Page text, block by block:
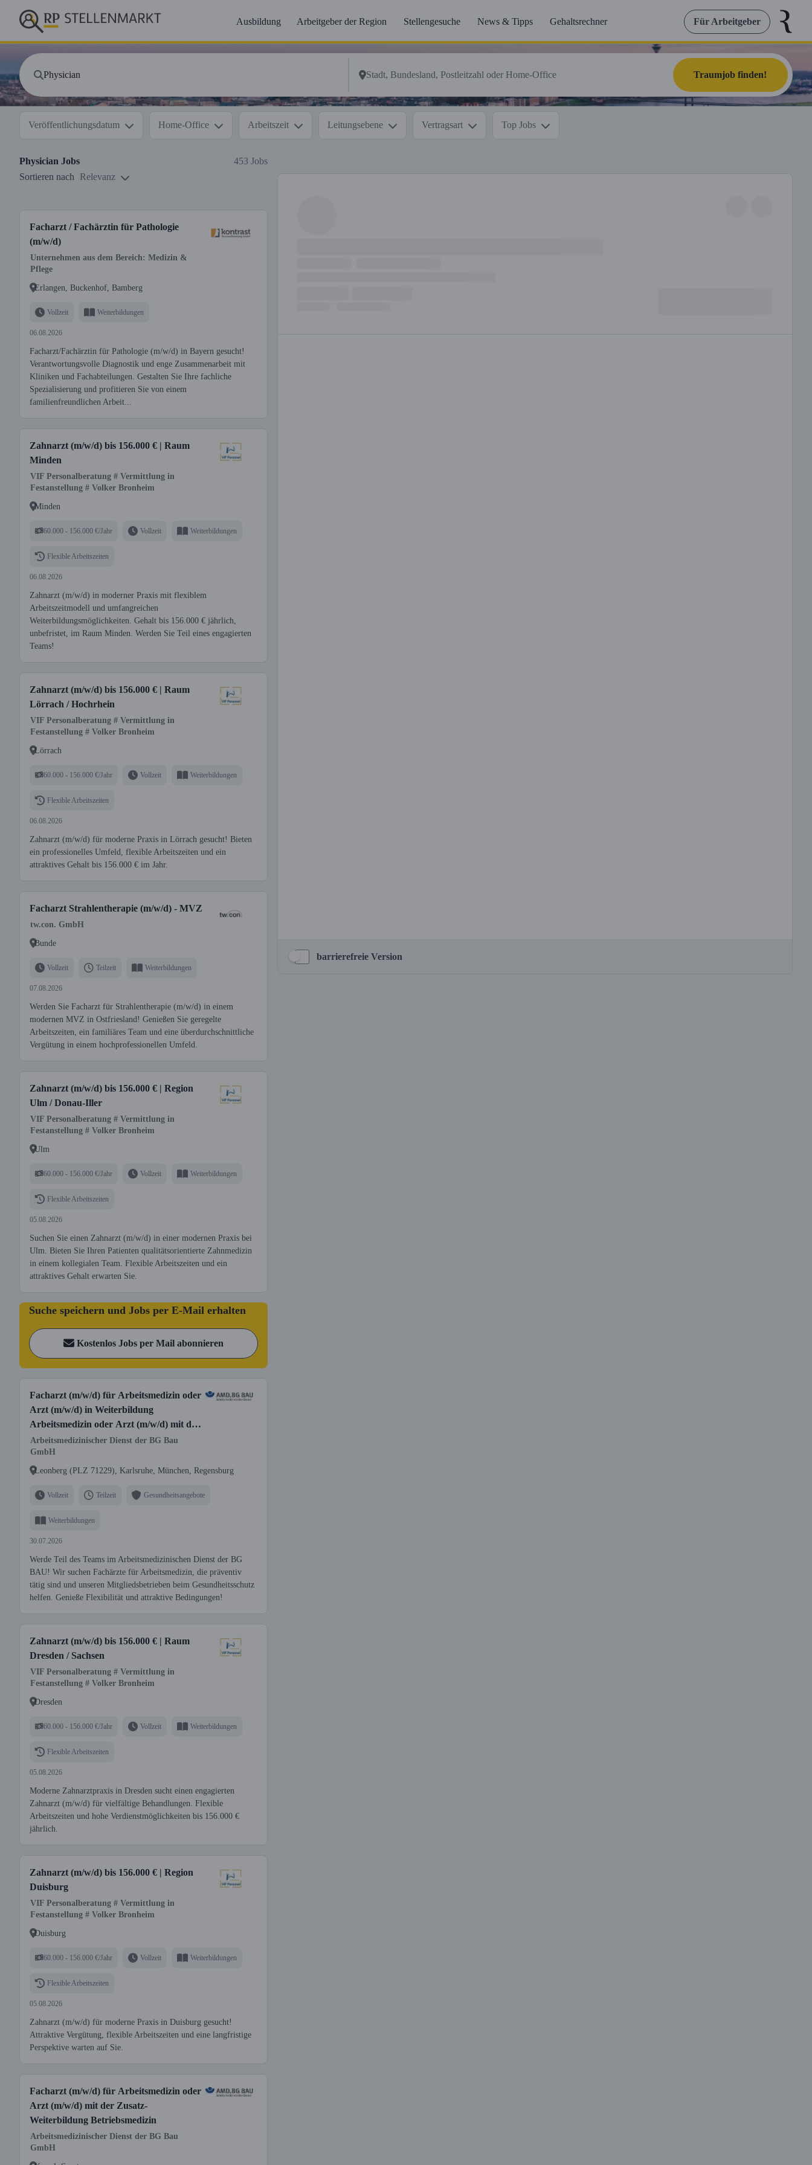
Ausbildung Arbeitgeber der Region Stellengesuche News & Tipps Gehaltsrechner Für Arbeitgeber
Traumjob finden!
Veröffentlichungsdatum Home-Office Arbeitszeit Leitungsebene Vertragsart Top Jobs
Physician Jobs
453 Jobs
Sortieren nach
Relevanz
Facharzt / Fachärztin für Pathologie
(m/w/d)
Unternehmen aus dem Bereich: Medizin &
Pflege
Erlangen, Buckenhof, Bamberg
Vollzeit Weiterbildungen
06.08.2026
Facharzt/Fachärztin für Pathologie (m/w/d) in Bayern gesucht!
Verantwortungsvolle Diagnostik und enge Zusammenarbeit mit
Kliniken und Fachabteilungen. Gestalten Sie Ihre fachliche
Spezialisierung und profitieren Sie von einem
familienfreundlichen Arbeit...
Zahnarzt (m/w/d) bis 156.000 € | Raum
Minden
VIF Personalberatung # Vermittlung in
Festanstellung # Volker Bronheim
Minden
60.000 - 156.000 €/Jahr Vollzeit Weiterbildungen
Flexible Arbeitszeiten
06.08.2026
Zahnarzt (m/w/d) in moderner Praxis mit flexiblem
Arbeitszeitmodell und umfangreichen
Weiterbildungsmöglichkeiten. Gehalt bis 156.000 € jährlich,
unbefristet, im Raum Minden. Werden Sie Teil eines engagierten
Teams!
Zahnarzt (m/w/d) bis 156.000 € | Raum
Lörrach / Hochrhein
VIF Personalberatung # Vermittlung in
Festanstellung # Volker Bronheim
Lörrach
60.000 - 156.000 €/Jahr Vollzeit Weiterbildungen
Flexible Arbeitszeiten
06.08.2026
Zahnarzt (m/w/d) für moderne Praxis in Lörrach gesucht! Bieten
ein professionelles Umfeld, flexible Arbeitszeiten und ein
attraktives Gehalt bis 156.000 € im Jahr.
Facharzt Strahlentherapie (m/w/d) - MVZ
tw.con. GmbH
Bunde
Vollzeit Teilzeit Weiterbildungen
07.08.2026
Werden Sie Facharzt für Strahlentherapie (m/w/d) in einem
modernen MVZ in Ostfriesland! Genießen Sie geregelte
Arbeitszeiten, ein familiäres Team und eine überdurchschnittliche
Vergütung in einem hochprofessionellen Umfeld.
Zahnarzt (m/w/d) bis 156.000 € | Region
Ulm / Donau-Iller
VIF Personalberatung # Vermittlung in
Festanstellung # Volker Bronheim
Ulm
60.000 - 156.000 €/Jahr Vollzeit Weiterbildungen
Flexible Arbeitszeiten
05.08.2026
Suchen Sie einen Zahnarzt (m/w/d) in einer modernen Praxis bei
Ulm. Bieten Sie Ihren Patienten qualitätsorientierte Zahnmedizin
in einem kollegialen Team. Flexible Arbeitszeiten und ein
attraktives Gehalt erwarten Sie.
Suche speichern und Jobs per E-Mail erhalten
Kostenlos Jobs per Mail abonnieren
Facharzt (m/w/d) für Arbeitsmedizin oder
Arzt (m/w/d) in Weiterbildung
Arbeitsmedizin oder Arzt (m/w/d) mit der
Zusatz-Weiterbildung Betriebsmedizin
Arbeitsmedizinischer Dienst der BG Bau
GmbH
Leonberg (PLZ 71229), Karlsruhe, München, Regensburg
Vollzeit Teilzeit Gesundheitsangebote
Weiterbildungen
30.07.2026
Werde Teil des Teams im Arbeitsmedizinischen Dienst der BG
BAU! Wir suchen Fachärzte für Arbeitsmedizin, die präventiv
tätig sind und unseren Mitgliedsbetrieben beim Gesundheitsschutz
helfen. Genieße Flexibilität und attraktive Bedingungen!
Zahnarzt (m/w/d) bis 156.000 € | Raum
Dresden / Sachsen
VIF Personalberatung # Vermittlung in
Festanstellung # Volker Bronheim
Dresden
60.000 - 156.000 €/Jahr Vollzeit Weiterbildungen
Flexible Arbeitszeiten
05.08.2026
Moderne Zahnarztpraxis in Dresden sucht einen engagierten
Zahnarzt (m/w/d) für vielfältige Behandlungen. Flexible
Arbeitszeiten und hohe Verdienstmöglichkeiten bis 156.000 €
jährlich.
Zahnarzt (m/w/d) bis 156.000 € | Region
Duisburg
VIF Personalberatung # Vermittlung in
Festanstellung # Volker Bronheim
Duisburg
60.000 - 156.000 €/Jahr Vollzeit Weiterbildungen
Flexible Arbeitszeiten
05.08.2026
Zahnarzt (m/w/d) für moderne Praxis in Duisburg gesucht!
Attraktive Vergütung, flexible Arbeitszeiten und eine langfristige
Perspektive warten auf Sie.
Facharzt (m/w/d) für Arbeitsmedizin oder
Arzt (m/w/d) mit der Zusatz-
Weiterbildung Betriebsmedizin
Arbeitsmedizinischer Dienst der BG Bau
GmbH
barrierefreie Version